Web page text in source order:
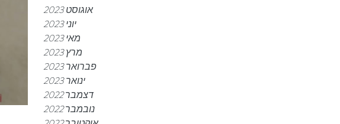
אוגוסט 2023
יוני 2023
מאי 2023
מרץ 2023
פברואר 2023
ינואר 2023
דצמבר 2022
נובמבר 2022